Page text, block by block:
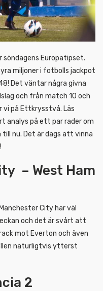
söndagens Europatipset.
miljoner i fotbolls jackpot
Det väntar några givna
och från match 10 och
på Ettkrysstvå. Läs
analys på ett par rader om
nu. Det är dags att vinna
– West Ham
City har väl
och det är svårt att
mot Everton och även
naturligtvis ytterst
2